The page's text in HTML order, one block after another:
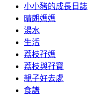
小小豬的成長日誌
晴朗媽媽
湯水
生活
荔枝孖媽
荔枝與孖寶
親子好去處
食譜